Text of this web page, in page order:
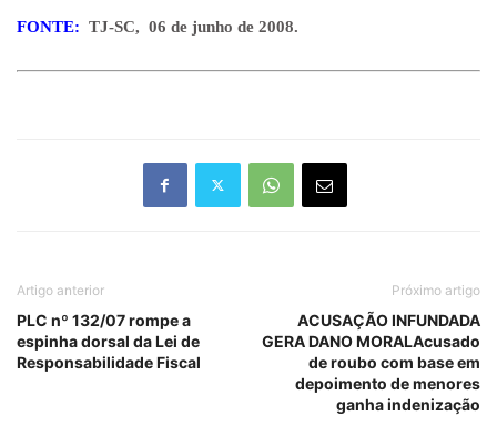
FONTE: TJ-SC, 06 de junho de 2008.
Artigo anterior
PLC nº 132/07 rompe a
espinha dorsal da Lei de
Responsabilidade Fiscal
Próximo artigo
ACUSAÇÃO INFUNDADA
GERA DANO MORALAcusado
de roubo com base em
depoimento de menores
ganha indenização